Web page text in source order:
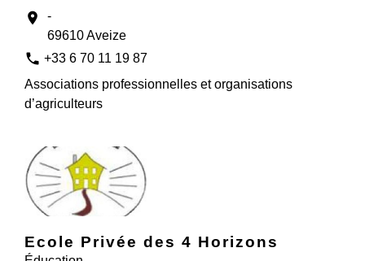
location_on
-
69610 Aveize
phone +33 6 70 11 19 87
Associations professionnelles et organisations
d’agriculteurs
Ecole Privée des 4 Horizons